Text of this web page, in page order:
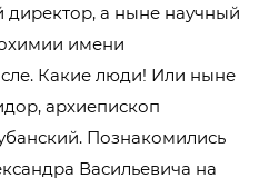
а ныне научный
имени
Какие люди! Или ныне
архиепископ
Познакомились
Васильевича на